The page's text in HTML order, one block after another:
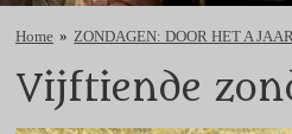
Home » ZONDAGEN: DOOR HET A
Vijftiende